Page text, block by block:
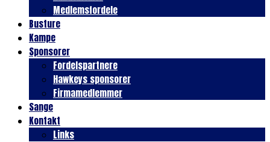
Medlemsfordele
Busture
Kampe
Sponsorer
Fordelspartnere
Hawkeys sponsorer
Firmamedlemmer
Sange
Kontakt
Links